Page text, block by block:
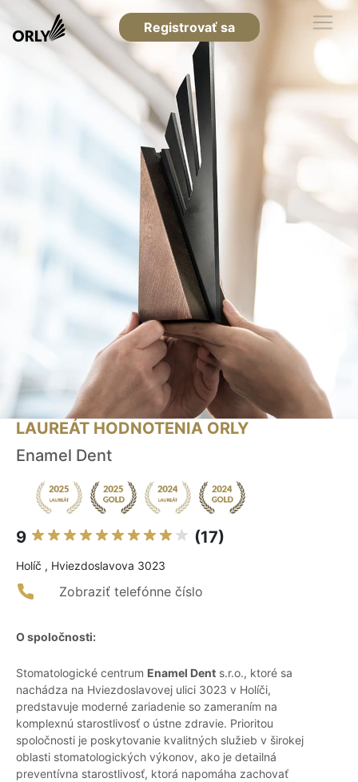
Registrovať sa
LAUREÁT HODNOTENIA ORLY
Enamel Dent
9 (17)
Holíč , Hviezdoslavova 3023
Zobraziť telefónne číslo
O spoločnosti:
Stomatologické centrum Enamel Dent s.r.o., ktoré sa
nachádza na Hviezdoslavovej ulici 3023 v Holíči,
predstavuje moderné zariadenie so zameraním na
komplexnú starostlivosť o ústne zdravie. Prioritou
spoločnosti je poskytovanie kvalitných služieb v širokej
oblasti stomatologických výkonov, ako je detailná
preventívna starostlivosť, ktorá napomáha zachovať